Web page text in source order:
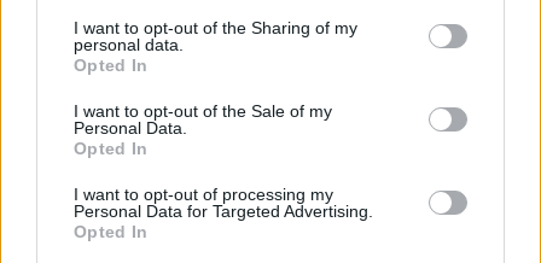
I want to opt-out of the Sharing of my
personal data.
Opted In
I want to opt-out of the Sale of my
Personal Data.
Opted In
I want to opt-out of processing my
Personal Data for Targeted Advertising.
Opted In